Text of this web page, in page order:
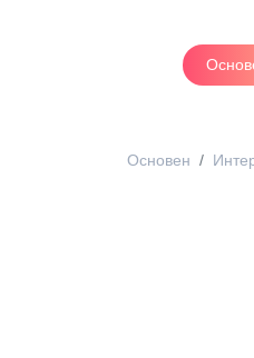
Основен